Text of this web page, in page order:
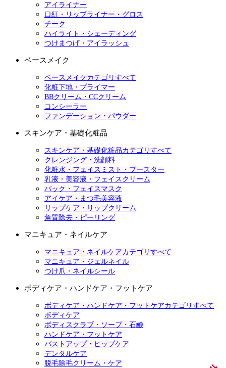
アイライナー
口紅・リップライナー・グロス
チーク
ハイライト・シェーディング
つけまつげ・アイラッシュ
ベースメイク
ベースメイクカテゴリすべて
化粧下地・プライマー
BBクリーム・CCクリーム
コンシーラー
ファンデーション・パウダー
スキンケア・基礎化粧品
スキンケア・基礎化粧品カテゴリすべて
クレンジング・洗顔料
化粧水・フェイスミスト・ブースター
乳液・美容液・フェイスクリーム
パック・フェイスマスク
アイケア・まつ毛美容液
リップケア・リップクリーム
角質除去・ピーリング
マニキュア・ネイルケア
マニキュア・ネイルケアカテゴリすべて
マニキュア・ジェルネイル
つけ爪・ネイルシール
ボディケア・ハンドケア・フットケア
ボディケア・ハンドケア・フットケアカテゴリすべて
ボディケア
ボディスクラブ・ソープ・石鹸
ハンドケア・フットケア
バストアップ・ヒップケア
デンタルケア
脱毛除毛クリーム・ケア